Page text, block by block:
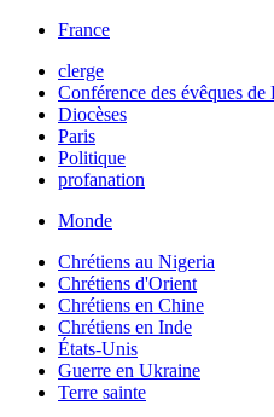
France
clerge
Conférence des évêques de
Diocèses
Paris
Politique
profanation
Monde
Chrétiens au Nigeria
Chrétiens d'Orient
Chrétiens en Chine
Chrétiens en Inde
États-Unis
Guerre en Ukraine
Terre sainte